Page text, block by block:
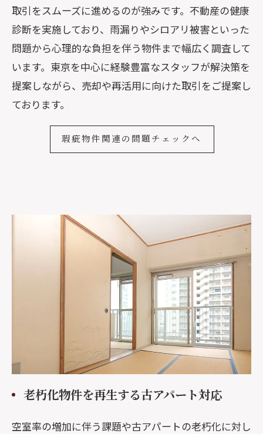
取引をスムーズに進めるのが強みです。不動産の健康
診断を実施しており、雨漏りやシロアリ被害といった
問題から心理的な負担を伴う物件まで幅広く調査して
います。東京を中心に経験豊富なスタッフが解決策を
提案しながら、売却や再活用に向けた取引をご提案し
ております。
瑕疵物件関連の問題チェックへ
老朽化物件を再生する古アパート対応
空室率の増加に伴う課題や古アパートの老朽化に対し